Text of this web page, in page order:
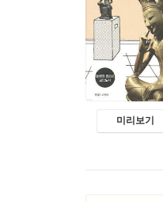
미리보기